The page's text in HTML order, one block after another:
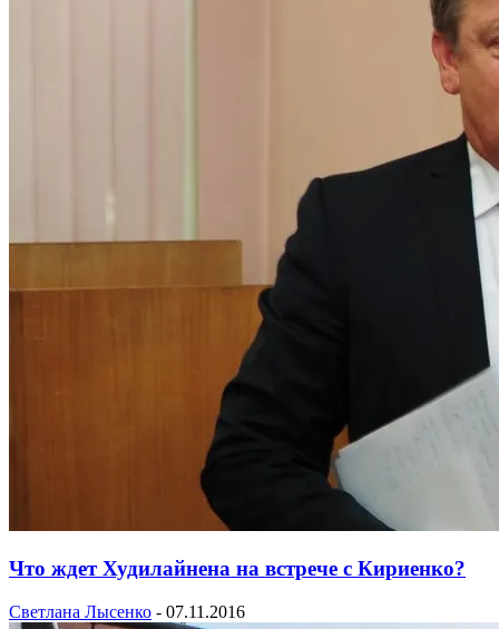
Что ждет Худилайнена на встрече с Кириенко?
Светлана Лысенко - 07.11.2016